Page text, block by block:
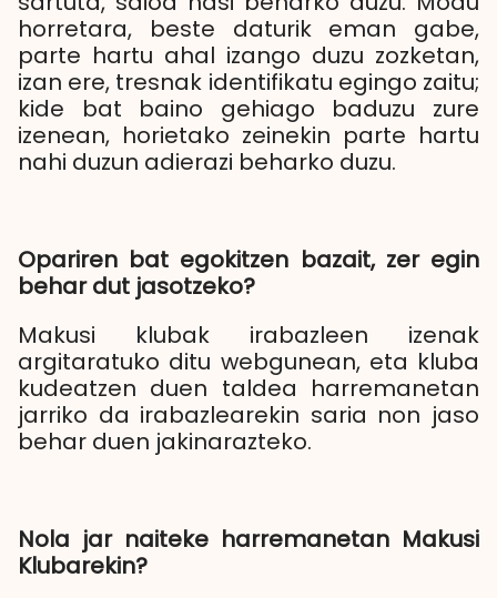
horretara, beste daturik eman gabe,
parte hartu ahal izango duzu zozketan,
izan ere, tresnak identifikatu egingo zaitu;
kide bat baino gehiago baduzu zure
izenean, horietako zeinekin parte hartu
nahi duzun adierazi beharko duzu.
Opariren bat egokitzen bazait, zer egin
behar dut jasotzeko?
Makusi klubak irabazleen izenak
argitaratuko ditu webgunean, eta kluba
kudeatzen duen taldea harremanetan
jarriko da irabazlearekin saria non jaso
behar duen jakinarazteko.
Nola jar naiteke harremanetan Makusi
Klubarekin?